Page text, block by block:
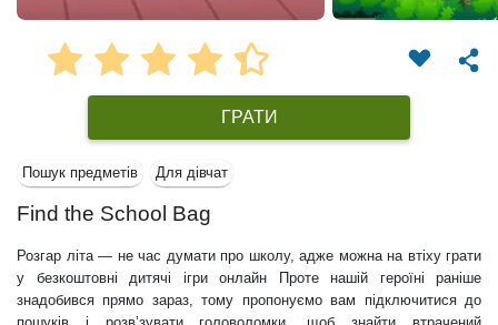
ГРАТИ
Пошук предметів Для дівчат
Find the School Bag
Розгар літа — не час думати про школу, адже можна на втіху грати
у безкоштовні дитячі ігри онлайн Проте нашій героїні раніше
знадобився прямо зараз, тому пропонуємо вам підключитися до